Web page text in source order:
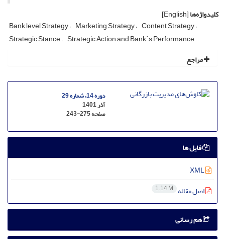
کلیدواژه‌ها[English]
Bank level Strategy Marketing Strategy Content Strategy
Strategic Stance Strategic Action and Bank´s Performance
مراجع
دوره 14، شماره 29
آذر 1401
صفحه243-275
فایل ها
اصل مقاله 1.14 M
هم رسانی